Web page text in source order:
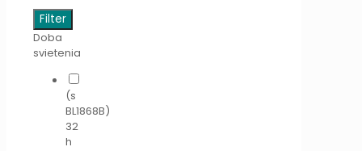
Filter
Doba
svietenia
(s
BL1868B)
32
h